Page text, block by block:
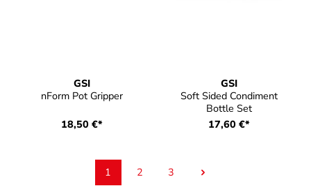
GSI
nForm Pot Gripper
18,50 €*
GSI
Soft Sided Condiment
Bottle Set
17,60 €*
Seite
1 Seite
2 Seite
3